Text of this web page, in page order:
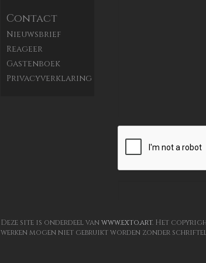
Contact
Nieuwsbrief
Reageer
Gastenboek
Privacyverklaring
Deze site is onderdeel van www.exto.art. Het
werken mogen niet gebruikt worden zonder